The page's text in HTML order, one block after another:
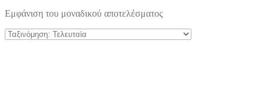
Εμφάνιση του μοναδικού αποτελέσματος